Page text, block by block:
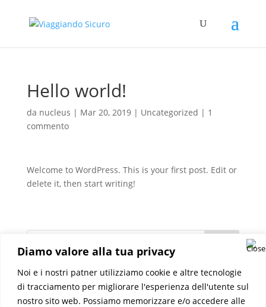
Diamo valore alla tua privacy
Noi e i nostri patner utilizziamo cookie e altre tecnologie
di tracciamento per migliorare l'esperienza dell'utente sul
nostro sito web. Possiamo memorizzare e/o accedere alle
Hello world!
da nucleus | Mar 20, 2019| Uncategorized | 1
commento
Welcome to WordPress. This is your first post. Edit or
delete it, then start writing!
Articoli recenti
Hello world!